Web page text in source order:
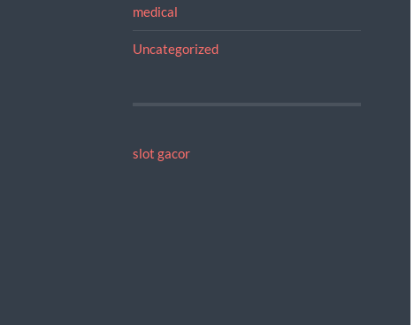
medical
Uncategorized
slot gacor